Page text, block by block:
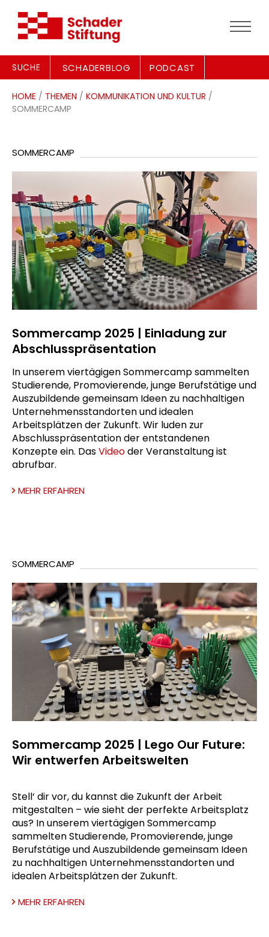
SUCHE SCHADERBLOG PODCAST
HOME / THEMEN / KOMMUNIKATION UND KULTUR /
SOMMERCAMP
SOMMERCAMP
Sommercamp 2025 | Einladung zur
Abschlusspräsentation
In unserem viertägigen Sommercamp sammelten
Studierende, Promovierende, junge Berufstätige und
Auszubildende gemeinsam Ideen zu nachhaltigen
Unternehmensstandorten und idealen
Arbeitsplätzen der Zukunft. Wir luden zur
Abschlusspräsentation der entstandenen
Konzepte ein. DasVideoder Veranstaltung ist
abrufbar.
MEHR ERFAHREN
SOMMERCAMP
Sommercamp 2025 | Lego Our Future:
Wir entwerfen Arbeitswelten
Stell‘ dir vor, du kannst die Zukunft der Arbeit
mitgestalten – wie sieht der perfekte Arbeitsplatz
aus? In unserem viertägigen Sommercamp
sammelten Studierende, Promovierende, junge
Berufstätige und Auszubildende gemeinsam Ideen
zu nachhaltigen Unternehmensstandorten und
idealen Arbeitsplätzen der Zukunft.
MEHR ERFAHREN